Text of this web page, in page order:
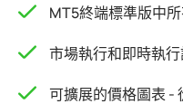
MT5終端標準版中所
市場執行和即時執行
可擴展的價格圖表 -